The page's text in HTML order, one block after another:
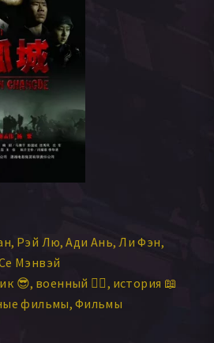
Рэй Лю Ади Ань Ли Фэн
Мэнвэй
😎 военный 👨‍✈️ история 📖
фильмы Фильмы